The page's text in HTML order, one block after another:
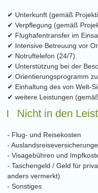
✔ Unterkunft (gemäß
✔ Verpflegung (gemäß
✔ Flughafentransfer im
✔ Intensive Betreuung vor
✔ Notruftelefon (24/7)
✔ Unterstützung bei der
✔ Orientierungsprogramm
✔ Einhaltung des von Welt-
✔ weitere Leistungen
Nicht in den
- Flug- und Reisekosten
-
- Visagebühren und
- Taschengeld / Geld für
anders vermerkt)
- Sonstiges